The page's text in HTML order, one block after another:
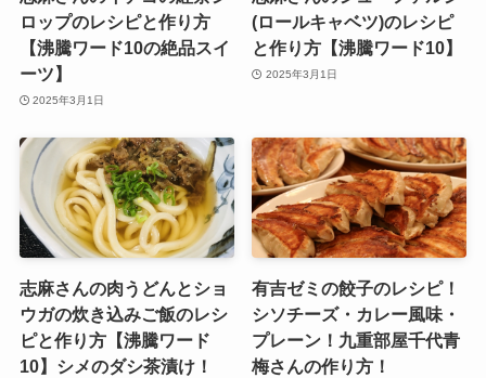
ロップのレシピと作り方
【沸騰ワード10の絶品スイ
ーツ】
2025年3月1日
(ロールキャベツ)のレシピ
と作り方【沸騰ワード10】
2025年3月1日
志麻さんの肉うどんとショ
ウガの炊き込みご飯のレシ
ピと作り方【沸騰ワード
10】シメのダシ茶漬け！
有吉ゼミの餃子のレシピ！
シソチーズ・カレー風味・
プレーン！九重部屋千代青
梅さんの作り方！